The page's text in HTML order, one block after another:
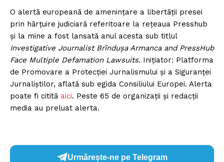
O alertă europeană de amenințare a libertății presei
prin hărțuire judiciară referitoare la rețeaua Presshub
și la mine a fost lansată anul acesta sub titlul
Investigative Journalist Brîndușa Armanca and PressHub
Face Multiple Defamation Lawsuits. Inițiator: Platforma
de Promovare a Protecției Jurnalismului și a Siguranței
Jurnaliștilor, aflată sub egida Consiliului Europei. Alerta
poate fi citită aici. Peste 65 de organizații și redacții
media au preluat alerta.
Urmărește-ne pe Telegram